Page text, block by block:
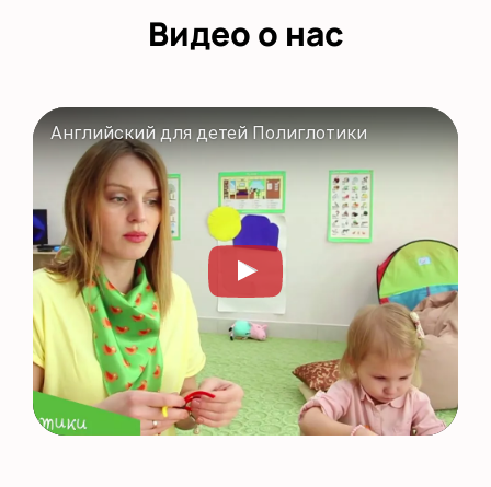
Видео о нас
Английский для детей Полиглотики